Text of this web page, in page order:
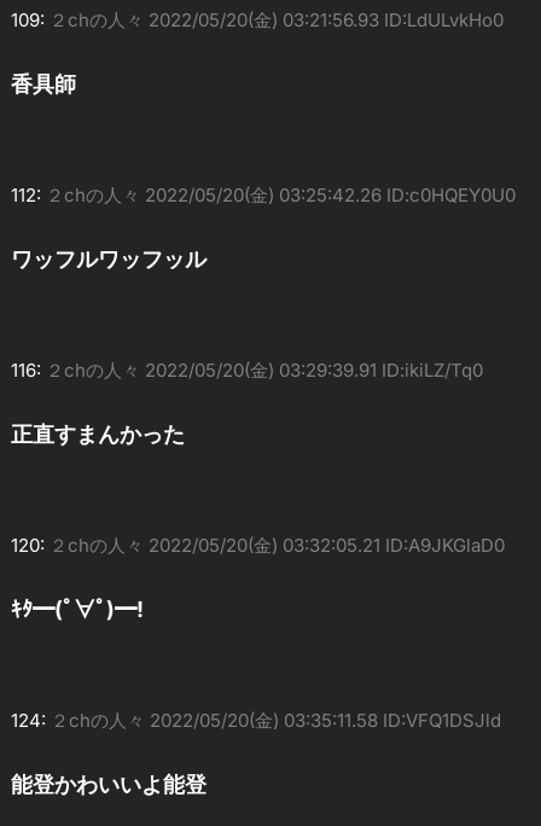
109: ２chの人々 2022/05/20(金) 03:21:56.93 ID:LdULvkHo0
香具師
112: ２chの人々 2022/05/20(金) 03:25:42.26 ID:c0HQEY0U0
ワッフルワッフッル
116: ２chの人々 2022/05/20(金) 03:29:39.91 ID:ikiLZ/Tq0
正直すまんかった
120: ２chの人々 2022/05/20(金) 03:32:05.21 ID:A9JKGlaD0
ｷﾀ━(ﾟ∀ﾟ)━!
124: ２chの人々 2022/05/20(金) 03:35:11.58 ID:VFQ1DSJld
能登かわいいよ能登